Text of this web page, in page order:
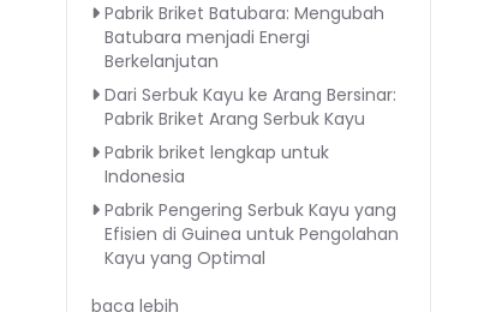
Pabrik Briket Batubara: Mengubah
Batubara menjadi Energi
Berkelanjutan
Dari Serbuk Kayu ke Arang Bersinar:
Pabrik Briket Arang Serbuk Kayu
Pabrik briket lengkap untuk
Indonesia
Pabrik Pengering Serbuk Kayu yang
Efisien di Guinea untuk Pengolahan
Kayu yang Optimal
baca lebih